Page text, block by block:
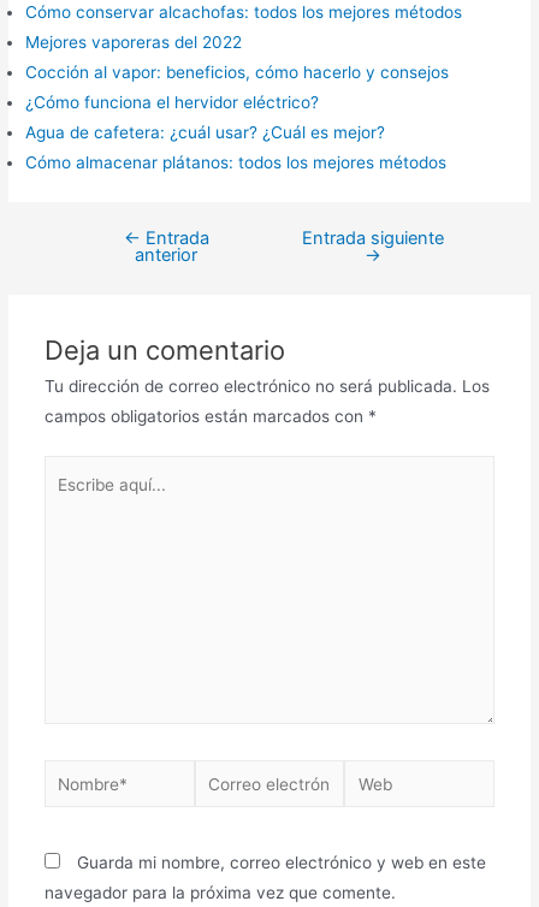
Cómo conservar alcachofas: todos los mejores métodos
Mejores vaporeras del 2022
Cocción al vapor: beneficios, cómo hacerlo y consejos
¿Cómo funciona el hervidor eléctrico?
Agua de cafetera: ¿cuál usar? ¿Cuál es mejor?
Cómo almacenar plátanos: todos los mejores métodos
Navegación
← Entrada
anterior
Entrada siguiente
→
Deja un comentario
Tu dirección de correo electrónico no será publicada. Los
campos obligatorios están marcados con *
Nombre*
Correo
Web
Guarda mi nombre, correo electrónico y web en este
navegador para la próxima vez que comente.